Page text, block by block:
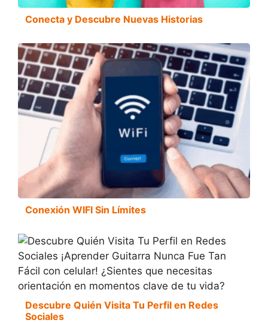
Conecta y Descubre Nuevas Historias
Conexión WIFI Sin Límites
Descubre Quién Visita Tu Perfil en Redes
Sociales